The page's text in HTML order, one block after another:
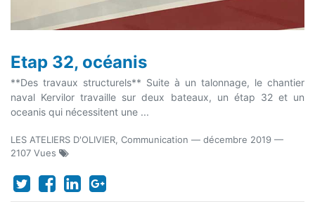
Etap 32, océanis
**Des travaux structurels** Suite à un talonnage, le chantier
naval Kervilor travaille sur deux bateaux, un étap 32 et un
oceanis qui nécessitent une ...
LES ATELIERS D'OLIVIER, Communication — décembre 2019 —
2107 Vues